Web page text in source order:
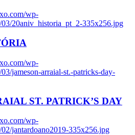
wp-
20aniv_historia_pt_2-335x256.jpg
wp-
jameson-arraial-st.-patricks-day-
ST. PATRICK’S DAY
wp-
jantardoano2019-335x256.jpg